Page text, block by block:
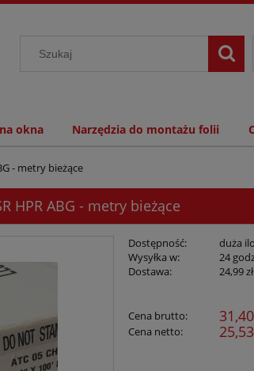
okna Narzędzia do montażu folii
- metry bieżące
HPR ABG - metry bieżące
Dostępność:
duża
Wysyłka w:
24
Dostawa:
24,99 zł
Cena brutto:
Cena netto: